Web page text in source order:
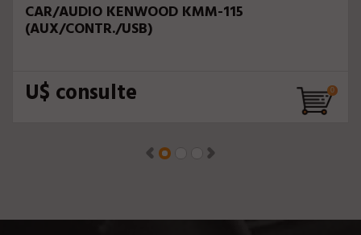
CAR/AUDIO KENWOOD KMM-115
(AUX/CONTR./USB)
U$ consulte